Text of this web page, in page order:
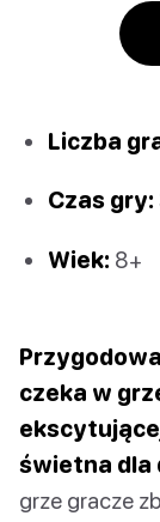
Liczba
Czas gry:
Wiek: 8+
czeka w
świetna dla
grze gracze